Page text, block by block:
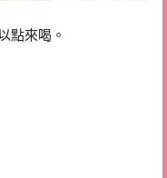
點來喝。